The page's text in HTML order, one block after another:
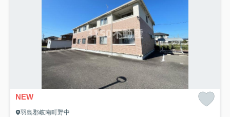
NEW
羽島郡岐南町野中